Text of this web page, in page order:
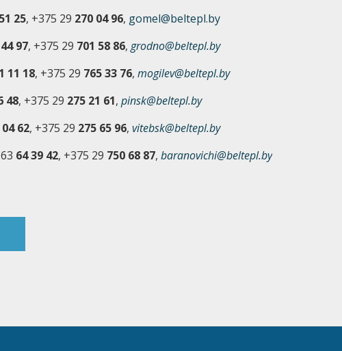
25, +375 29 270 04 96, gomel@beltepl.by
97, +375 29 701 58 86,grodno@beltepl.by
11 18, +375 29 765 33 76, mogilev@beltepl.by
48, +375 29 275 21 61, pinsk@beltepl.by
62, +375 29 275 65 96, vitebsk@beltepl.by
64 39 42, +375 29 750 68 87, baranovichi@beltepl.by